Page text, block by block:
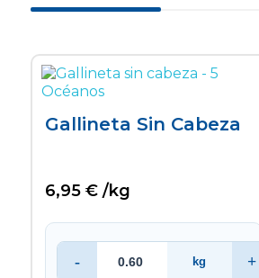
Gallineta Sin Cabeza
6,95 € /kg
- kg +